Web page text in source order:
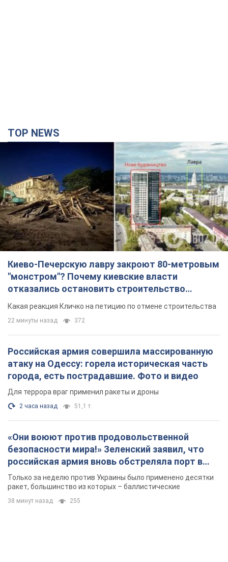
TOP NEWS
Киево-Печерскую лавру закроют 80-метровым
"монстром"? Почему киевские власти
отказались остановить строительство
небоскреба "московского верующего"
Какая реакция Кличко на петицию по отмене строительства
22 минуты назад 372
Российская армия совершила массированную
атаку на Одессу: горела историческая часть
города, есть пострадавшие. Фото и видео
Для террора враг применил ракеты и дроны
2 часа назад 51,1 т.
«Они воюют против продовольственной
безопасности мира!» Зеленский заявил, что
российская армия вновь обстреляла порт в
Одессе
Только за неделю против Украины было применено десятки
ракет, большинство из которых – баллистические
38 минут назад 255